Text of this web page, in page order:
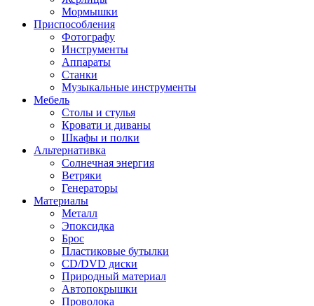
Мормышки
Приспособления
Фотографу
Инструменты
Аппараты
Станки
Музыкальные инструменты
Мебель
Столы и стулья
Кровати и диваны
Шкафы и полки
Альтернативка
Солнечная энергия
Ветряки
Генераторы
Материалы
Металл
Эпоксидка
Брос
Пластиковые бутылки
CD/DVD диски
Природный материал
Автопокрышки
Проволока